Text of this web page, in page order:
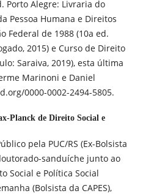
Porto Alegre: Livraria do
Pessoa Humana e Direitos
Federal de 1988 (10a ed.
2015) e Curso de Direito
Saraiva, 2019), esta última
Marinoni e Daniel
0000-0002-2494-5805.
Planck de Direito Social e
pela PUC/RS (Ex-Bolsista
sanduíche junto ao
Social e Política Social
(Bolsista da CAPES),